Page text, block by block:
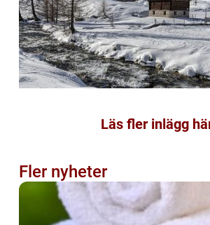
Läs fler inlägg
Fler nyheter